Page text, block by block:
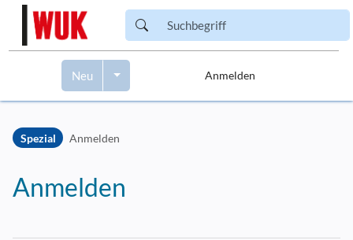
Zur Hauptnavigation
Zu den Seitenwerkzeugen
Neu Anmelden
Spezial Anmelden
Anmelden